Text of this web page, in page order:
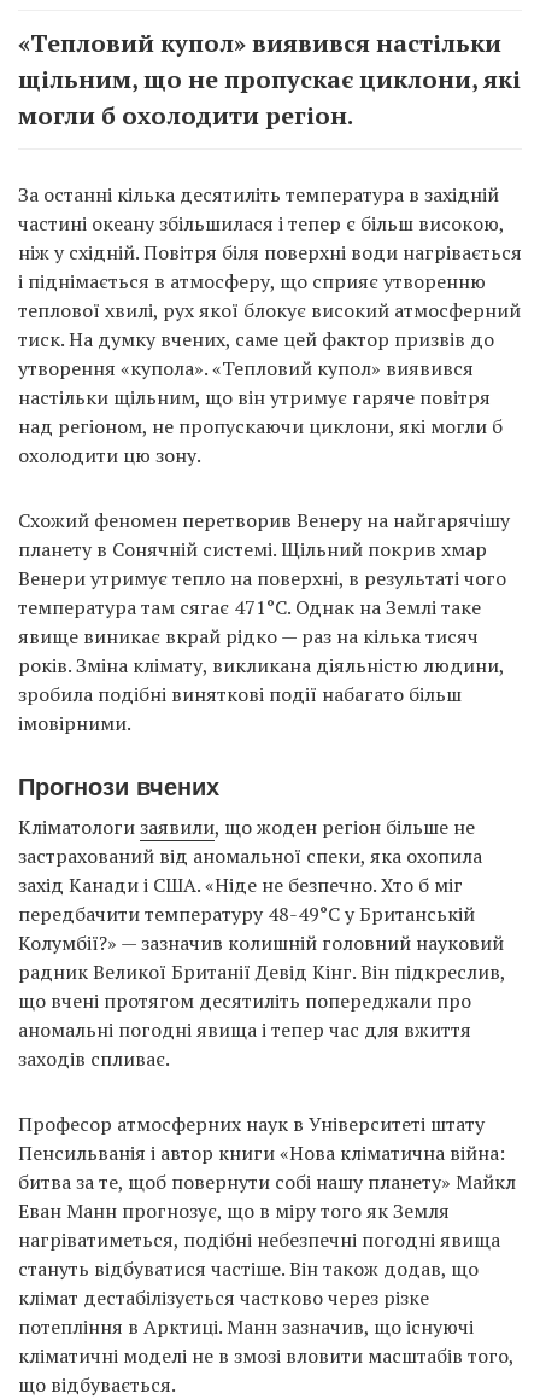
«Тепловий купол» виявився настільки
щільним, що не пропускає циклони, які
могли б охолодити регіон.
За останні кілька десятиліть температура в західній
частині океану збільшилася і тепер є більш високою,
ніж у східній. Повітря біля поверхні води нагрівається
і піднімається в атмосферу, що сприяє утворенню
теплової хвилі, рух якої блокує високий атмосферний
тиск. На думку вчених, саме цей фактор призвів до
утворення «купола». «Тепловий купол» виявився
настільки щільним, що він утримує гаряче повітря
над регіоном, не пропускаючи циклони, які могли б
охолодити цю зону.
Схожий феномен перетворив Венеру на найгарячішу
планету в Сонячній системі. Щільний покрив хмар
Венери утримує тепло на поверхні, в результаті чого
температура там сягає 471°C. Однак на Землі таке
явище виникає вкрай рідко — раз на кілька тисяч
років. Зміна клімату, викликана діяльністю людини,
зробила подібні виняткові події набагато більш
імовірними.
Прогнози вчених
Кліматологизаявили, що жоден регіон більше не
застрахований від аномальної спеки, яка охопила
захід Канади і США. «Ніде не безпечно. Хто б міг
передбачити температуру 48-49°C у Британській
Колумбії?» — зазначив колишній головний науковий
радник Великої Британії Девід Кінг. Він підкреслив,
що вчені протягом десятиліть попереджали про
аномальні погодні явища і тепер час для вжиття
заходів спливає.
Професор атмосферних наук в Університеті штату
Пенсильванія і автор книги «Нова кліматична війна:
битва за те, щоб повернути собі нашу планету» Майкл
Еван Манн прогнозує, що в міру того як Земля
нагріватиметься, подібні небезпечні погодні явища
стануть відбуватися частіше. Він також додав, що
клімат дестабілізується частково через різке
потепління в Арктиці. Манн зазначив, що існуючі
кліматичні моделі не в змозі вловити масштабів того,
що відбувається.